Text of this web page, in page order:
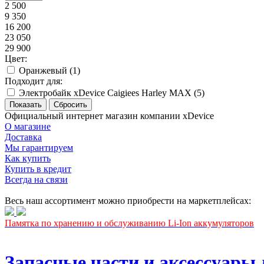
2 500
9 350
16 200
23 050
29 900
Цвет:
Оранжевый (1)
Подходит для:
Электробайк xDevice Caigiees Harley MAX (5)
Официальный интернет магазин компании xDevice
О магазине
Доставка
Мы гарантируем
Как купить
Купить в кредит
Всегда на связи
Весь наш ассортимент можно приобрести на маркетплейсах:
Памятка по хранению и обслуживанию Li-Ion аккумуляторов